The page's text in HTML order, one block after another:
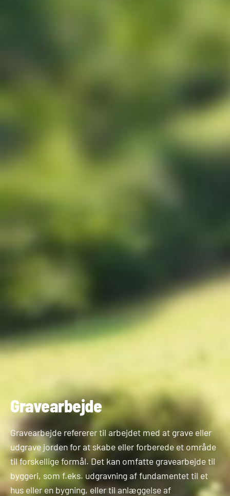
Gravearbejde
Gravearbejde refererer til arbejdet med at grave eller
udgrave jorden for at skabe eller forberede et område
til forskellige formål. Det kan omfatte gravearbejde til
byggeri, som f.eks. udgravning af fundamentet til et
hus eller en bygning, eller til anlæggelse af